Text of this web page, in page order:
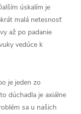
úskalím je
malá netesnosť
až po padanie
vedúce k
je jeden zo
dúchadla je axiálne
sa u našich